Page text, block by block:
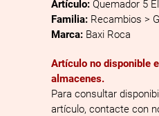
Artículo: Quemador 5
Familia: Recambios >
Marca: Baxi Roca
Artículo no disponible
almacenes.
Para consultar
artículo, contacte con